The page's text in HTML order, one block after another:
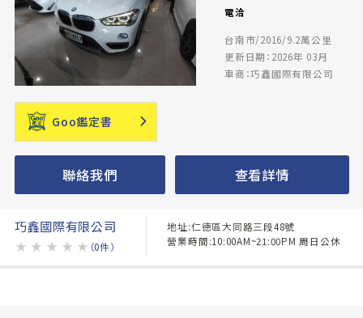
電洽
台南市/2016/9.2萬公里
更新日期：2026年 03月
車商：巧鑫國際有限公司
Goo鑑定書
聯絡我們 查看詳情
巧鑫國際有限公司
★ ★ ★ ★ ★ （0件）
地址:仁德區大同路三段48號
營業時間:10:00AM~21:00PM 周日公休